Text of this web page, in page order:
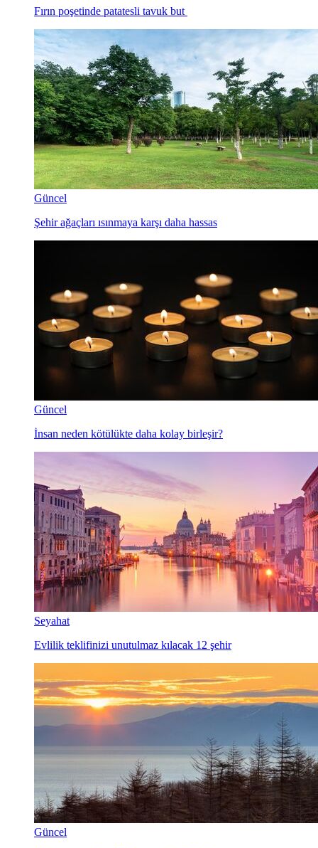
Fırın poşetinde patatesli tavuk but
Güncel
Şehir ağaçları ısınmaya karşı daha hassas
Güncel
İnsan neden kötülükte daha kolay birleşir?
Seyahat
Evlilik teklifinizi unutulmaz kılacak 12 şehir
Güncel